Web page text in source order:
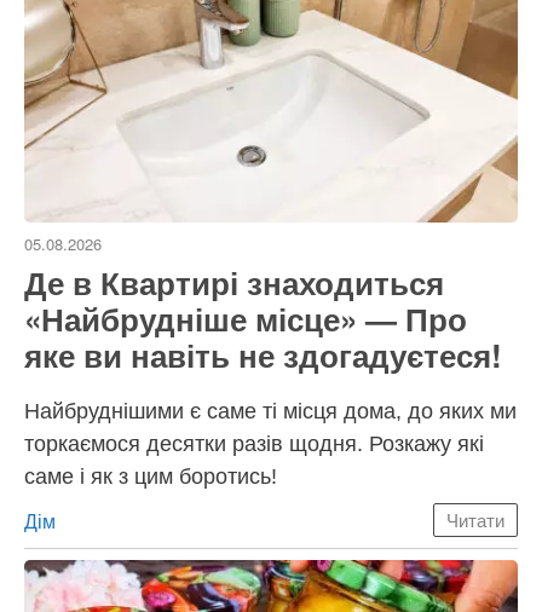
05.08.2026
Де в Квартирі знаходиться
«Найбрудніше місце» — Про
яке ви навіть не здогадуєтеся!
Найбруднішими є саме ті місця дома, до яких ми
торкаємося десятки разів щодня. Розкажу які
саме і як з цим боротись!
Категорії
Дім Читати